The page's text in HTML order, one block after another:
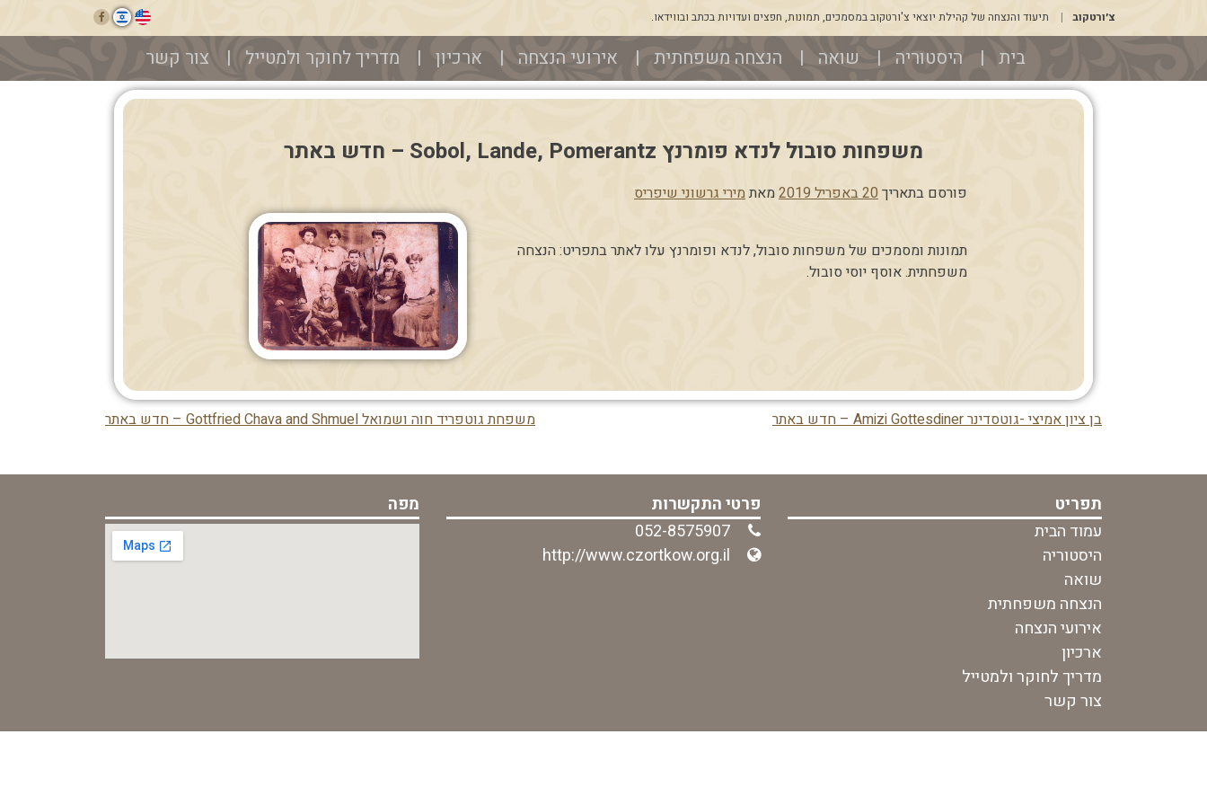
לתוכן
צ׳ורטקוב תיעוד והנצחה של קהילת יוצאי צ'ורטקוב במסמכים, תמונות, חפצים ועדויות בכתב ובווידאו.
בית היסטוריה שואה הנצחה משפחתית אירועי הנצחה ארכיון מדריך לחוקר ולמטייל צור קשר
משפחות סובול לנדא פומרנץ Sobol, Lande, Pomerantz – חדש באתר
פורסם בתאריך20 באפריל 2019 מאתמירי גרשוני שיפריס
תמונות ומסמכים של משפחות סובול, לנדא ופומרנץ עלו לאתר בתפריט: הנצחה
משפחתית. אוסף יוסי סובול.
בפוסט
משפחת גוטפריד חוה ושמואל Gottfried Chava and Shmuel – חדש באתר בן ציון אמיצי -גוטסדינר Amizi Gottesdiner – חדש באתר
תפריט
עמוד הבית
היסטוריה
שואה
הנצחה משפחתית
אירועי הנצחה
ארכיון
מדריך לחוקר ולמטייל
צור קשר
פרטי התקשרות
מפה